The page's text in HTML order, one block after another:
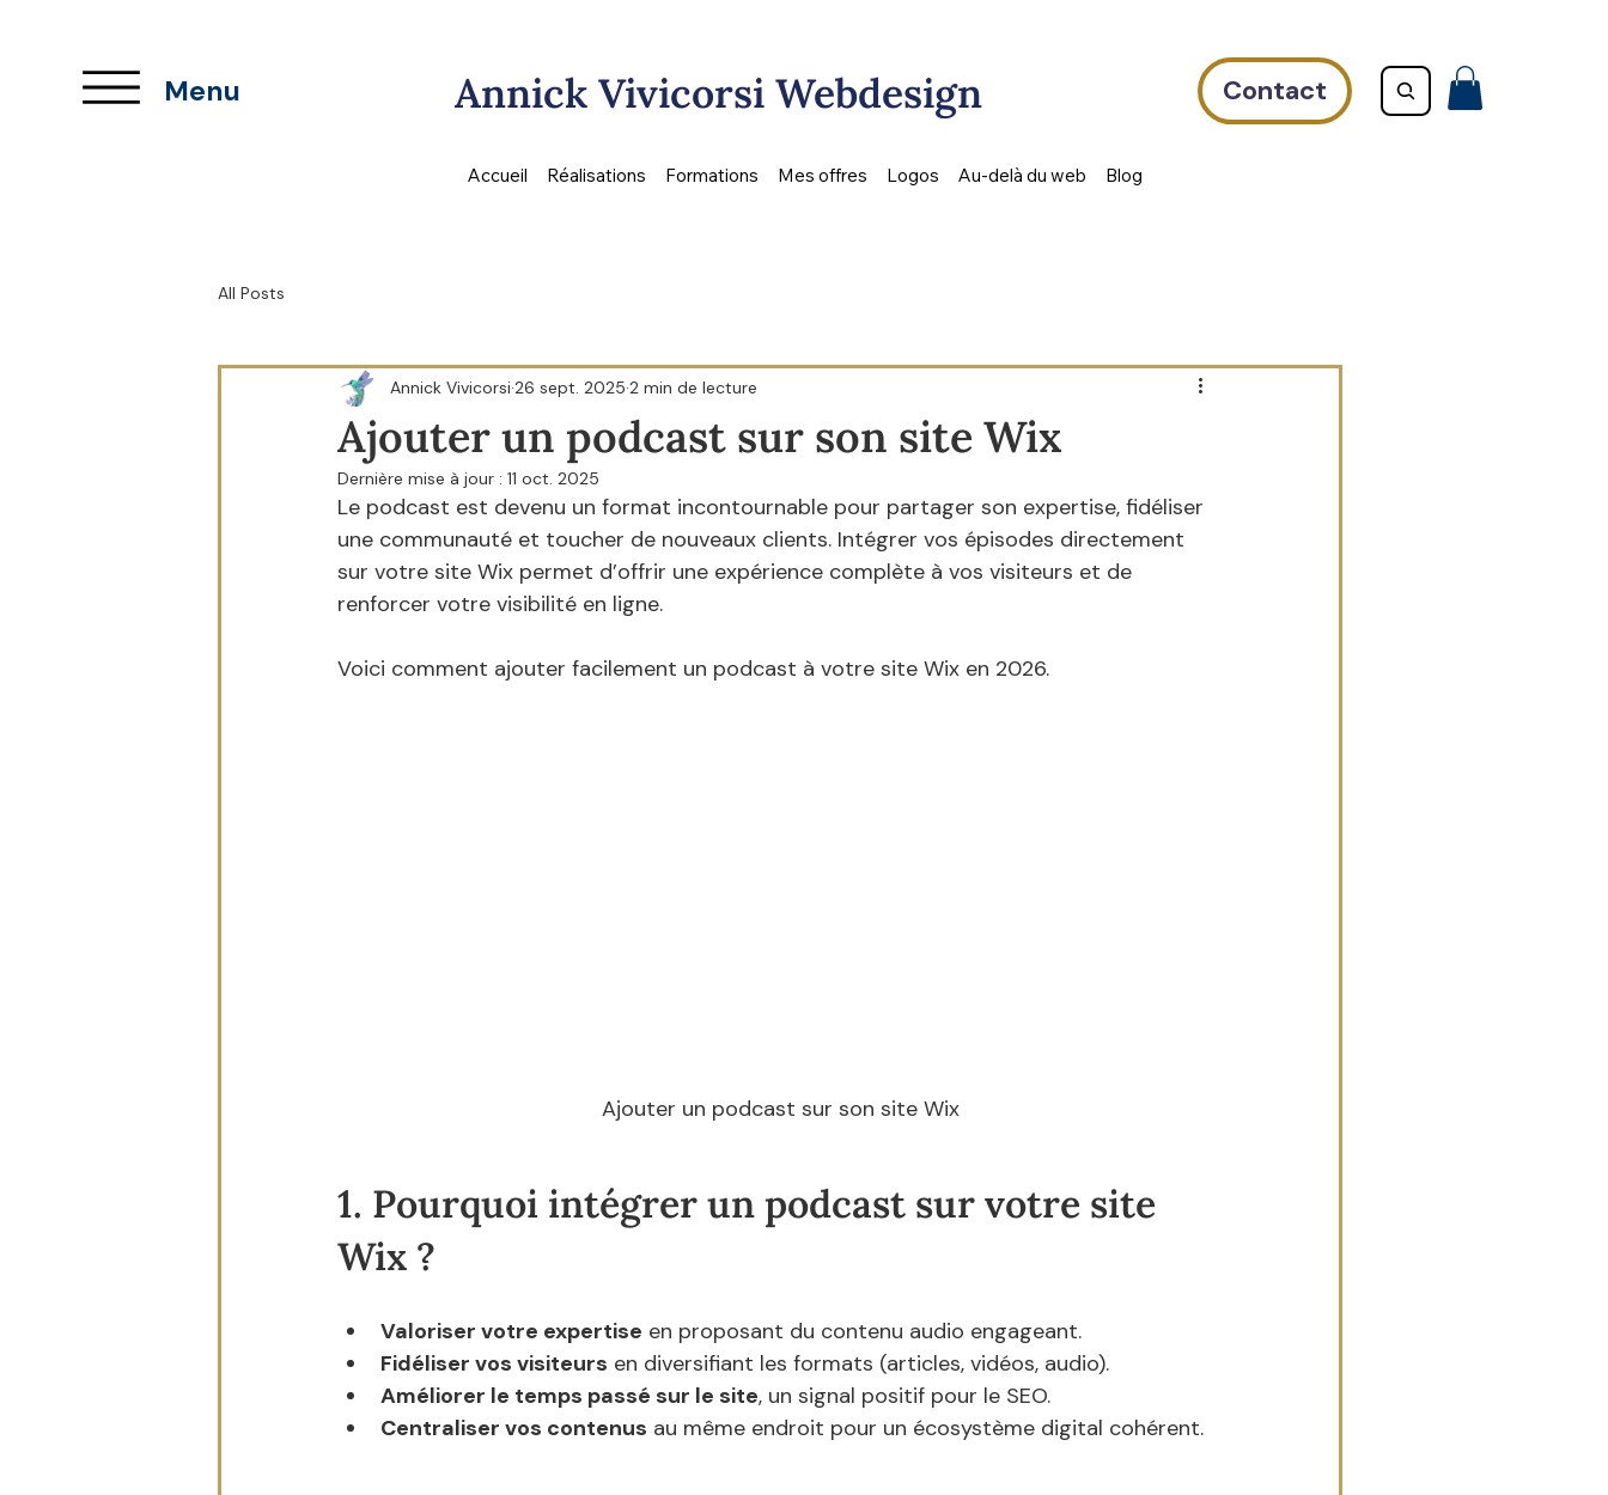
Menu Annick Vivicorsi Webdesign Contact
Accueil Réalisations Formations Mes offres Logos Au-delà du web Blog
All Posts
Ajouter un podcast sur son site Wix
Annick Vivicorsi 26 sept. 2025 2 min de lecture
Dernière mise à jour : 11 oct. 2025
Le podcast est devenu un format incontournable pour partager son expertise, fidéliser
une communauté et toucher de nouveaux clients. Intégrer vos épisodes directement
sur votre site Wix permet d’offrir une expérience complète à vos visiteurs et de
renforcer votre visibilité en ligne.
Voici comment ajouter facilement un podcast à votre site Wix en 2026.
Ajouter un podcast sur son site Wix
1. Pourquoi intégrer un podcast sur votre site
Wix ?
Valoriser votre expertise en proposant du contenu audio engageant.
Fidéliser vos visiteurs en diversifiant les formats (articles, vidéos, audio).
Améliorer le temps passé sur le site, un signal positif pour le SEO.
Centraliser vos contenus au même endroit pour un écosystème digital cohérent.